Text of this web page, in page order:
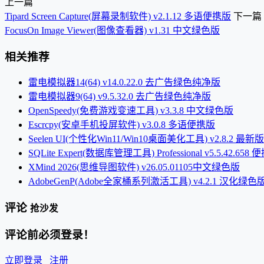
Tipard Screen Capture(屏幕录制软件) v2.1.12 多语便携版 下一篇
FocusOn Image Viewer(图像查看器) v1.31 中文绿色版
相关推荐
雷电模拟器14(64) v14.0.22.0 去广告绿色纯净版
雷电模拟器9(64) v9.5.32.0 去广告绿色纯净版
OpenSpeedy(免费游戏变速工具) v3.3.8 中文绿色版
Escrcpy(安卓手机投屏软件) v3.0.8 多语便携版
Seelen UI(个性化Win11/Win10桌面美化工具) v2.8.2 最新版
SQLite Expert(数据库管理工具) Professional v5.5.42.658 便
XMind 2026(思维导图软件) v26.05.01105中文绿色版
AdobeGenP(Adobe全家桶系列激活工具) v4.2.1 汉化绿色
评论 抢沙发
评论前必须登录！
立即登录 注册